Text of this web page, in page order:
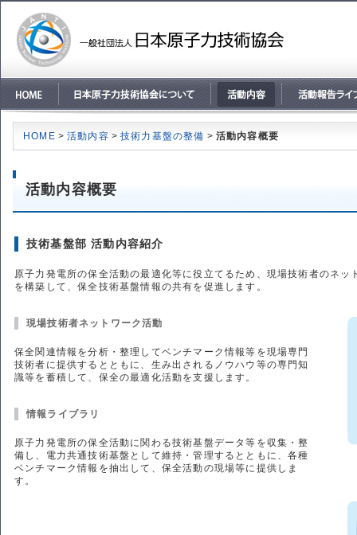
HOME > 活動内容 > 技術力基盤の整備 > 活動内容概要
活動内容概要
技術基盤部 活動内容紹介
原子力発電所の保全活動の最適化等に役立てるため、現場技術者のネ
を構築して、保全技術基盤情報の共有を促進します。
現場技術者ネットワーク活動
保全関連情報を分析・整理してベンチマーク情報等を現場専門
技術者に提供するとともに、生み出されるノウハウ等の専門知
識等を蓄積して、保全の最適化活動を支援します。
情報ライブラリ
原子力発電所の保全活動に関わる技術基盤データ等を収集・整
備し、電力共通技術基盤として維持・管理するとともに、各種
ベンチマーク情報を抽出して、保全活動の現場等に提供しま
す。